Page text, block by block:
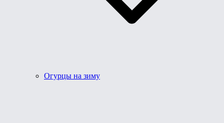
Огурцы на зиму